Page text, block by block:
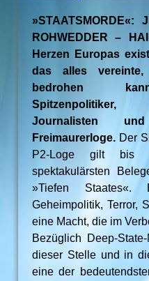
»STAATSMORDE«:
ROHWEDDER –
Herzen Europas
das alles
bedrohen
Journalisten
Freimaurerloge. Der
P2-Loge gilt bis
spektakulärsten
»Tiefen Staates«.
Geheimpolitik, Terror,
eine Macht, die im
Bezüglich Deep-
dieser Stelle und in
eine der